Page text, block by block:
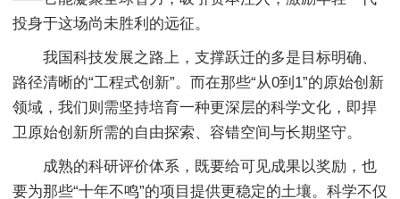
投身于这场尚未胜利的远征。
我国科技发展之路上，支撑跃迁的多是目标明确、
路径清晰的“工程式创新”。而在那些“从0到1”的原始创新
领域，我们则需坚持培育一种更深层的科学文化，即捍
卫原始创新所需的自由探索、容错空间与长期坚守。
成熟的科研评价体系，既要给可见成果以奖励，也
要为那些“十年不鸣”的项目提供更稳定的土壤。科学不仅